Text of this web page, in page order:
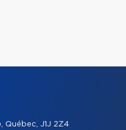
Québec, J1J 2Z4